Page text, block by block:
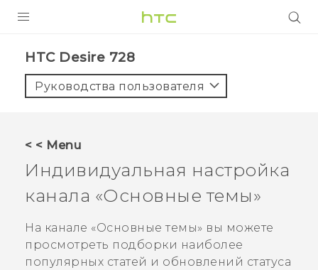
5G
VIVERSE
ПОДДЕРЖКА
HTC Desire 728‎
Руководства пользователя
< < Menu
Индивидуальная настройка
канала «Основные темы»
На канале «Основные темы» вы можете
просмотреть подборки наиболее
популярных статей и обновлений статуса